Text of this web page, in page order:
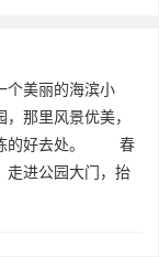
美丽的海滨小
那里风景优美，
炼的好去处。 春
走进公园大门，抬
挂，给公园增添
的左